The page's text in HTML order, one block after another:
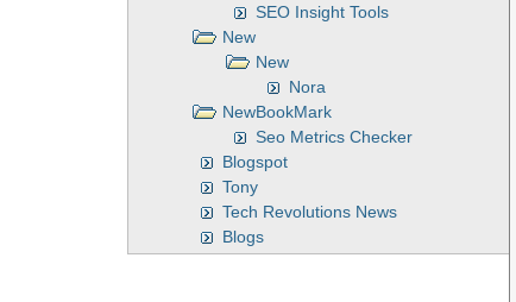
SEO Insight Tools
New
New
Nora
NewBookMark
Seo Metrics Checker
Blogspot
Tony
Tech Revolutions News
Blogs